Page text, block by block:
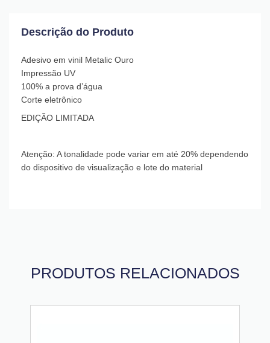
Descrição do Produto
Adesivo em vinil Metalic Ouro
Impressão UV
100% a prova d’água
Corte eletrônico
EDIÇÃO LIMITADA
Atenção: A tonalidade pode variar em até 20% dependendo
do dispositivo de visualização e lote do material
PRODUTOS RELACIONADOS